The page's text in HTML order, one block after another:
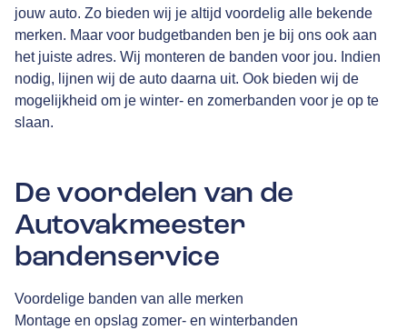
jouw auto. Zo bieden wij je altijd voordelig alle bekende
merken. Maar voor budgetbanden ben je bij ons ook aan
het juiste adres. Wij monteren de banden voor jou. Indien
nodig, lijnen wij de auto daarna uit. Ook bieden wij de
mogelijkheid om je winter- en zomerbanden voor je op te
slaan.
De voordelen van de
Autovakmeester
bandenservice
Voordelige banden van alle merken
Montage en opslag zomer- en winterbanden